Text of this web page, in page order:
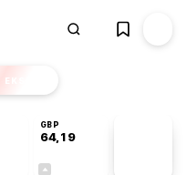
EKSTRA
GBP
64,19